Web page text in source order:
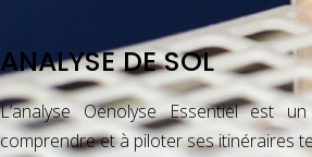
- Aider à préparer l’organisation des
tonnage de chaque parcelle.
ANALYSE DE SOL
L’analyse Oenolyse Essentiel est
comprendre et à piloter ses itinéraires